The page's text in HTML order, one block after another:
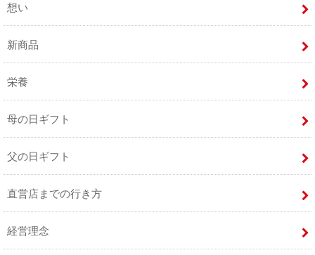
想い
新商品
栄養
母の日ギフト
父の日ギフト
直営店までの行き方
経営理念